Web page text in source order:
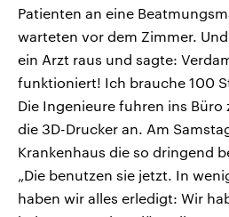
Patienten an eine
warteten vor dem Zimmer.
ein Arzt raus und sagte:
funktioniert! Ich brauche 100
Die Ingenieure fuhren ins
die 3D-Drucker an. Am
Krankenhaus die so dringend
„Die benutzen sie jetzt. In
haben wir alles erledigt: Wir